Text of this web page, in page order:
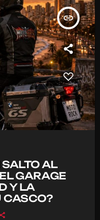
insert_link
AL
GARAGE
Y LA
CASCO?